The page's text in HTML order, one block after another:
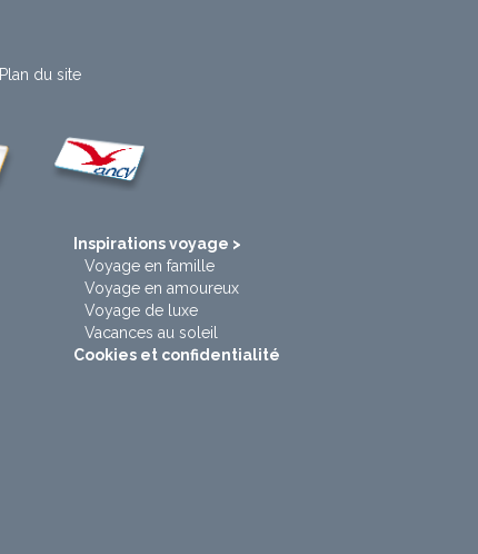
Plan du site
Inspirations voyage >
Voyage en famille
Voyage en amoureux
Voyage de luxe
Vacances au soleil
Cookies et confidentialité